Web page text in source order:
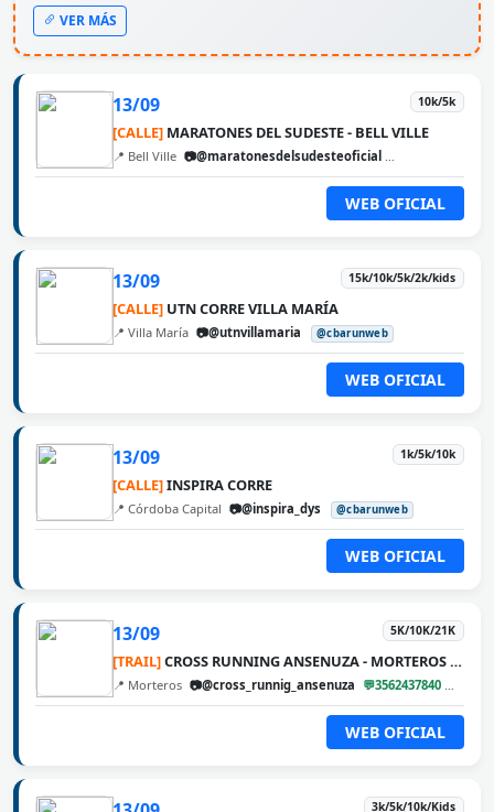
VER MÁS
13/09 10k/5k
[CALLE] MARATONES DEL SUDESTE - BELL VILLE
📍 Bell Ville 📷@maratonesdelsudesteoficial
WEB OFICIAL
13/09 15k/10k/5k/2k/kids
[CALLE] UTN CORRE VILLA MARÍA
📍 Villa María 📷@utnvillamaria @cbarunweb
WEB OFICIAL
13/09 1k/5k/10k
[CALLE]INSPIRA CORRE
📍 Córdoba Capital 📷@inspira_dys @cbarunweb
WEB OFICIAL
13/09 5K/10K/21K
[TRAIL]CROSS RUNNING ANSENUZA - MORTEROS 2026
📍 Morteros 📷@cross_runnig_ansenuza 💬3562437840
WEB OFICIAL
3k/5k/10k/Kids